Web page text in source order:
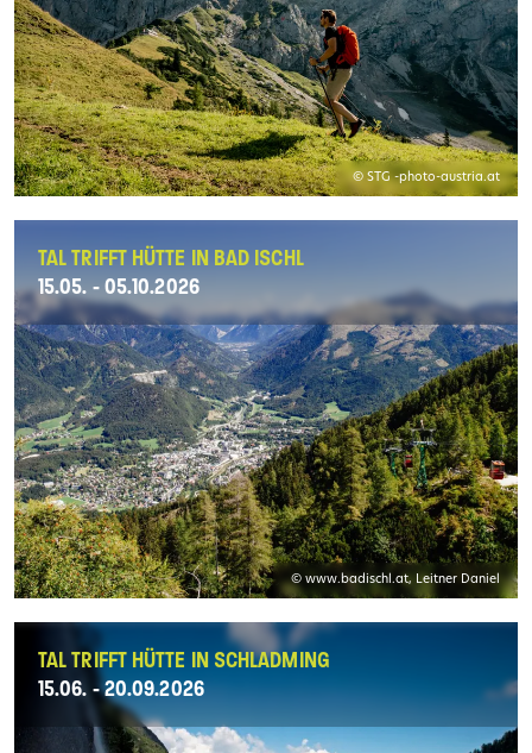
© STG -photo-austria.at
TAL TRIFFT HÜTTE IN BAD ISCHL
15.05. - 05.10.2026
© www.badischl.at, Leitner Daniel
TAL TRIFFT HÜTTE IN SCHLADMING
15.06. - 20.09.2026